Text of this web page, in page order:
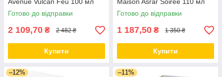
Avenue Vulcan Feu 100 мл
Готово до відправки
2 109,70 ₴ 2 482 ₴
Купити
Maison Asrar Soiree 110 мл
Готово до відправки
1 187,50 ₴ 1 350 ₴
Купити
–12% –11%